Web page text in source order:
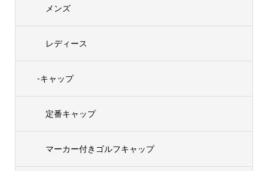
メンズ
レディース
-キャップ
定番キャップ
マーカー付きゴルフキャップ